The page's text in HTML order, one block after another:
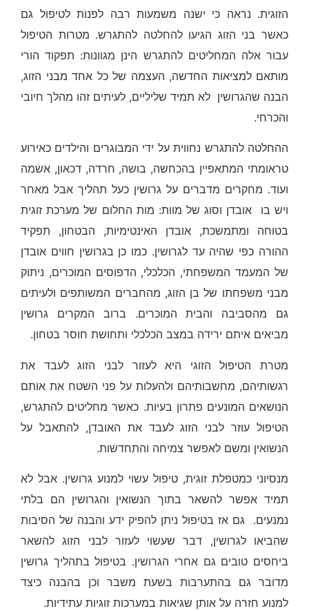
הזוגית. נראה כי ישנה משמעות רבה לפנות לטיפול גם
כאשר בני הזוג הגיעו להחלטה להתגרש. מטרות הטיפול
עבור אלה המחליטים להתגרש הינן מגוונות: תפקוד הורי
מותאם למציאות החדשה, העצמה של כל אחד מבני הזוג,
הבנה שהגרושין לא תמיד שליליים, לעיתים זהו מהלך חיובי
והכרחי.
ההחלטה להתגרש נחווית על ידי המבוגרים והילדים כאירוע
טראומתי המתאפיין בהכחשה, בושה, חרדה, דכאון, אשמה
ועוד. מחקרים מדברים על גרושין כעל תהליך אבל מאחר
ויש בו אובדן וסוג של מוות: מות החלום של מערכת זוגית
בטוחה ומתמשכת, אובדן האינטימיות, הבטחון, תפקיד
ההורה כפי שהיה עד לגרושין. כמו כן בגרושין חווים אובדן
של המעמד המשפחתי, הכלכלי, הדפוסים המוכרים, ניתוק
מבני משפחתו של בן הזוג, מהחברים המשותפים ולעיתים
גם מהסביבה והבית המוכרים. ברוב המקרים גרושין
מביאים איתם ירידה במצב הכלכלי ותחושת חוסר בטחון.
מטרת הטיפול הזוגי היא לעזור לבני הזוג לעבד את
רגשותיהם, מחשבותיהם ולהעלות על פני השטח את אותם
הנושאים המונעים פתרון בעיות. כאשר מחליטים להתגרש,
הטיפול עוזר לבני הזוג לעבד את האובדן, להתאבל על
הנשואין ומשם לאפשר צמיחה והתחדשות.
מנסיוני כמטפלת זוגית, טיפול עשוי למנוע גרושין. אבל לא
תמיד אפשר להשאר בתוך הנשואין והגרושין הם בלתי
נמנעים. גם אז בטיפול ניתן להפיק ידע והבנה של הסיבות
שהביאו לגרושין, דבר שעשוי לעזור לבני הזוג להשאר
ביחסים טובים גם אחרי הגרושין. בטיפול בתהליך גרושין
מדובר גם בהתערבות בשעת משבר וכן בהבנה כיצד
למנוע חזרה על אותן שגיאות במערכות זוגיות עתידיות.